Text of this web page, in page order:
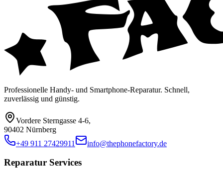
Professionelle Handy- und Smartphone-Reparatur. Schnell,
zuverlässig und günstig.
Vordere Sterngasse 4-6,
90402 Nürnberg
+49 911 27429911
info@thephonefactory.de
Reparatur Services